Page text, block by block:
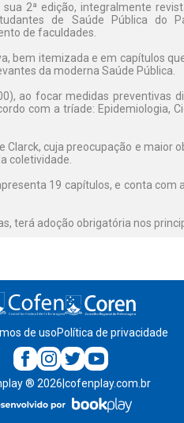
2ª edição, integralmente
de Saúde Pública do
de faculdades.
bem itemizada e em capítulos
da moderna Saúde Pública.
ao focar medidas preventivas
com a tríade: Epidemiologia,
Clarck, cuja preocupação e maior
coletividade.
19 capítulos, e conta
terá adoção obrigatória nos
de usoPolítica de privacidade
® 2026 cofenplay.com.br